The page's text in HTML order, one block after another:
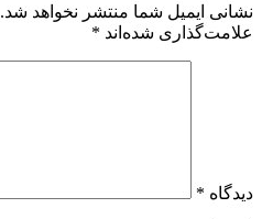
نشانی ایمیل شما منتشر نخواهد شد.
علامت‌گذاری شده‌اند *
دیدگاه *